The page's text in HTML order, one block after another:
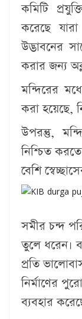
কমিটি
করেছে
উদ্ভাবনের
করার জন্য
মন্দিরের
করা হয়েছে,
উপরন্তু,
নিশ্চিত
বেশি
সমীর চন্দ
তুলে ধরেন।
প্রতি
নির্মাণের
ব্যবহার